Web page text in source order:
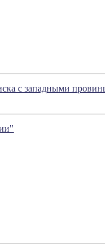
с западными